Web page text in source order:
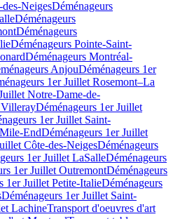
NeigesDéménageurs
Déménageurs
Déménageurs
Déménageurs Pointe-Saint-
Déménageurs Montréal-
AnjouDéménageurs 1er
1er Juillet Rosemont–La
Notre-Dame-de-
VillerayDéménageurs 1er Juillet
1er Juillet Saint-
EndDéménageurs 1er Juillet
Côte-des-NeigesDéménageurs
1er Juillet LaSalleDéménageurs
1er Juillet OutremontDéménageurs
1er Juillet Petite-ItalieDéménageurs
Déménageurs 1er Juillet Saint-
LachineTransport d'oeuvres d'art